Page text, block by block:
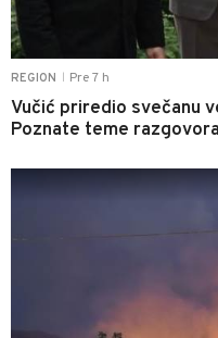
REGION Pre 7 h
Vučić priredio svečanu
Poznate teme